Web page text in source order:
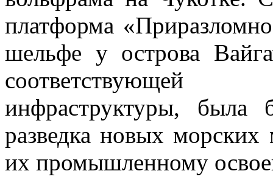
платформа
шельфе у острова
соответствующей
инфраструктуры, была
разведка новых морских
их промышленному